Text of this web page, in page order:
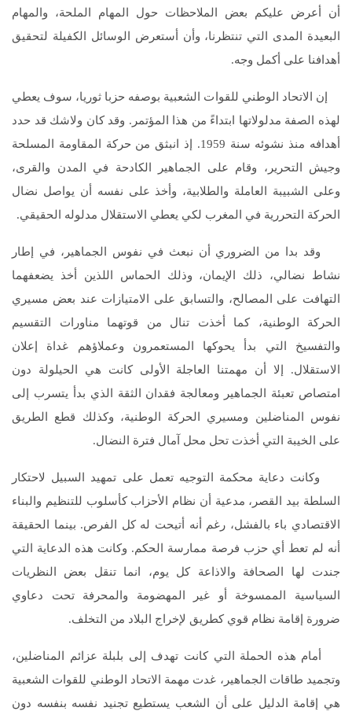
أن أعرض عليكم بعض الملاحظات حول المهام الملحة، والمهام
البعيدة المدى التي تنتظرنا، وأن أستعرض الوسائل الكفيلة لتحقيق
أهدافنا على أكمل وجه.
إن الاتحاد الوطني للقوات الشعبية بوصفه حزبا ثوريا، سوف يعطي
لهذه الصفة مدلولاتها ابتداءً من هذا المؤتمر. وقد كان ولاشك قد حدد
أهدافه منذ نشوئه سنة 1959. إذ انبثق من حركة المقاومة المسلحة
وجيش التحرير، وقام على الجماهير الكادحة في المدن والقرى،
وعلى الشبيبة العاملة والطلابية، وأخذ على نفسه أن يواصل نضال
الحركة التحررية في المغرب لكي يعطي الاستقلال مدلوله الحقيقي.
وقد بدا من الضروري أن نبعث في نفوس الجماهير، في إطار
نشاط نضالي، ذلك الإيمان، وذلك الحماس اللذين أخذ يضعفهما
التهافت على المصالح، والتسابق على الامتيازات عند بعض مسيري
الحركة الوطنية، كما أخذت تنال من قوتهما مناورات التقسيم
والتفسيخ التي بدأ يحوكها المستعمرون وعملاؤهم غداة إعلان
الاستقلال. إلا أن مهمتنا العاجلة الأولى كانت هي الحيلولة دون
امتصاص تعبئة الجماهير ومعالجة فقدان الثقة الذي بدأ يتسرب إلى
نفوس المناضلين ومسيري الحركة الوطنية، وكذلك قطع الطريق
على الخيبة التي أخذت تحل محل آمال فترة النضال.
وكانت دعاية محكمة التوجيه تعمل على تمهيد السبيل لاحتكار
السلطة بيد القصر، مدعية أن نظام الأحزاب كأسلوب للتنظيم والبناء
الاقتصادي باء بالفشل، رغم أنه أتيحت له كل الفرص. بينما الحقيقة
أنه لم تعط أي حزب فرصة ممارسة الحكم. وكانت هذه الدعاية التي
جندت لها الصحافة والاذاعة كل يوم، انما تنقل بعض النظريات
السياسية الممسوخة أو غير المهضومة والمحرفة تحت دعاوي
ضرورة إقامة نظام قوي كطريق لإخراج البلاد من التخلف.
أمام هذه الحملة التي كانت تهدف إلى بلبلة عزائم المناضلين،
وتجميد طاقات الجماهير، غدت مهمة الاتحاد الوطني للقوات الشعبية
هي إقامة الدليل على أن الشعب يستطيع تجنيد نفسه بنفسه دون